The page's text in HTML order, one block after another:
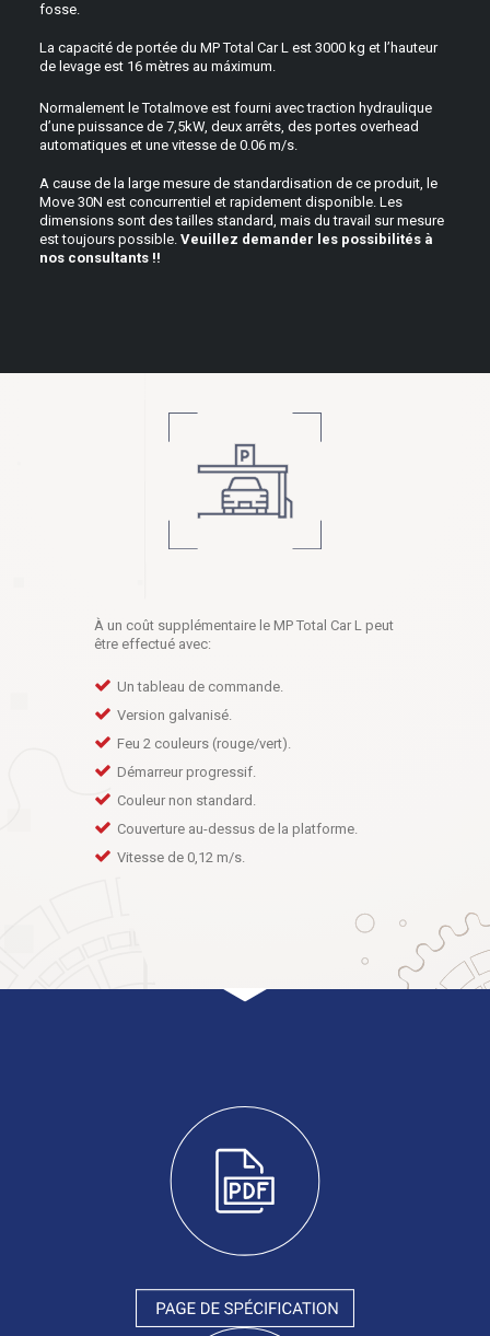
fosse.
La capacité de portée du MP Total Car L est 3000 kg et l’hauteur
de levage est 16 mètres au máximum.
Normalement le Totalmove est fourni avec traction hydraulique
d’une puissance de 7,5kW, deux arrêts, des portes overhead
automatiques et une vitesse de 0.06 m/s.
A cause de la large mesure de standardisation de ce produit, le
Move 30N est concurrentiel et rapidement disponible. Les
dimensions sont des tailles standard, mais du travail sur mesure
est toujours possible. Veuillez demander les possibilités à
nos consultants !!
À un coût supplémentaire le MP Total Car L peut
être effectué avec:
Un tableau de commande.
Version galvanisé.
Feu 2 couleurs (rouge/vert).
Démarreur progressif.
Couleur non standard.
Couverture au-dessus de la platforme.
Vitesse de 0,12 m/s.